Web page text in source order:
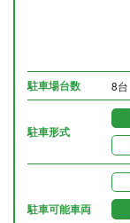
駐車場台数 8台
駐車形式
駐車可能車両